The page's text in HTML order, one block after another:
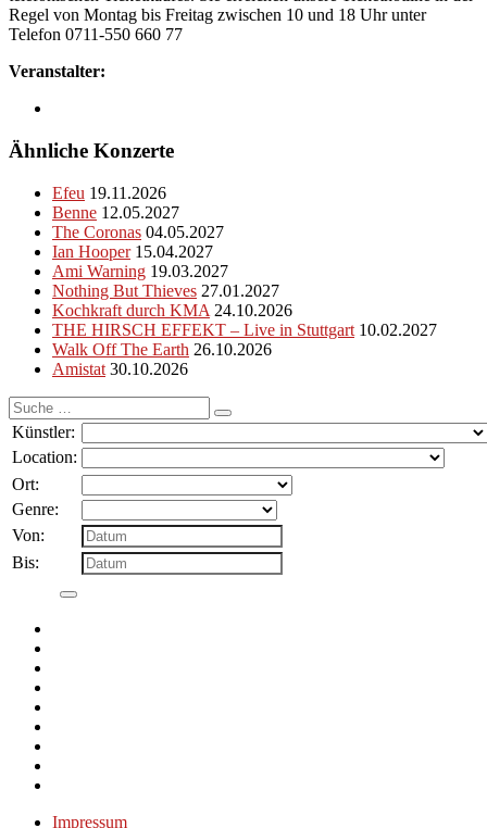
Regel von Montag bis Freitag zwischen 10 und 18 Uhr unter
Telefon 0711-550 660 77
Veranstalter:
Ähnliche Konzerte
Efeu 19.11.2026
Benne 12.05.2027
The Coronas 04.05.2027
Ian Hooper 15.04.2027
Ami Warning 19.03.2027
Nothing But Thieves 27.01.2027
Kochkraft durch KMA 24.10.2026
THE HIRSCH EFFEKT – Live in Stuttgart 10.02.2027
Walk Off The Earth 26.10.2026
Amistat 30.10.2026
Suche
nach:
Künstler:
Location:
Ort:
Genre:
Von:
Bis:
Impressum